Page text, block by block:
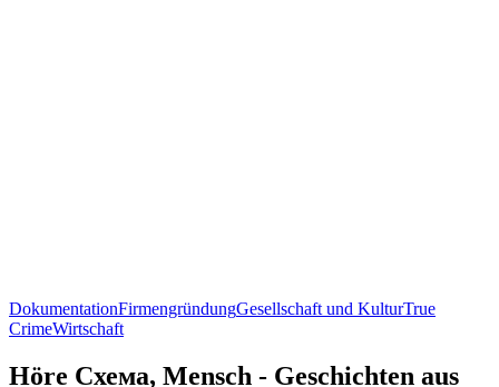
DokumentationFirmengründungGesellschaft und KulturTrue
CrimeWirtschaft
Höre Схема, Mensch - Geschichten aus